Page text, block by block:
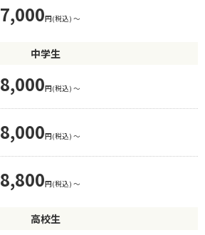
7,000円(税込) 〜
中学生
8,000円(税込) 〜
8,000円(税込) 〜
8,800円(税込) 〜
高校生